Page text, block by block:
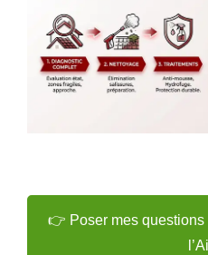
👉 Poser mes questions